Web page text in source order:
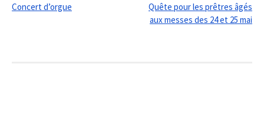
Post
Concert d’orgue
Quête pour les prêtres âgés
aux messes des 24 et 25 mai